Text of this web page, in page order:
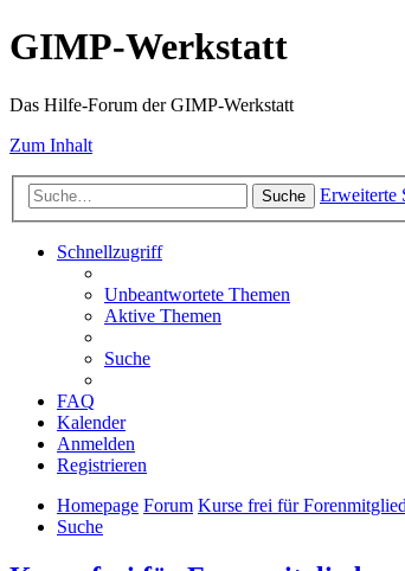
GIMP-Werkstatt
Das Hilfe-Forum der GIMP-Werkstatt
Zum Inhalt
Suche Erweiterte
Schnellzugriff
Unbeantwortete Themen
Aktive Themen
Suche
FAQ
Kalender
Anmelden
Registrieren
Homepage Forum Kurse frei für
Suche